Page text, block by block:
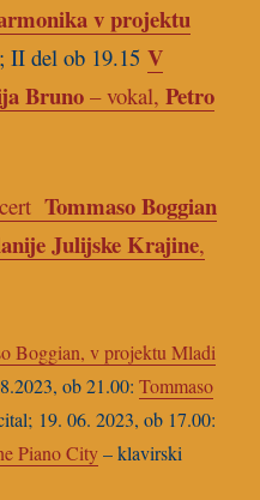
v projektu
; II del ob 19.15V
Bruno– vokal, Petro
Tommaso Boggian
Julijske Krajine,
Boggian, v projektu Mladi
ob 21.00:Tommaso
19. 06. 2023, ob 17.00:
Piano City– klavirski